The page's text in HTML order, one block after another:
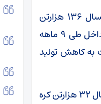
رئیس انجمن تولیدکنندگان شیرخشک صنعتی با بیان اینکه در ۹ ماهه ابتدای امسال ۱۳۶ هزارتن
شیرخشک صادر شده است، افزود: بنابر آمار متوسط مصرف ماهانه شیرخشک در داخل طی ۹ ماهه
به کاهش تولید
وی با اشاره به اینکه قیمت چربی در کشور پایین است، افزود: بنابر آمار در ۹ ماهه امسال ۳۲ هزارتن کره